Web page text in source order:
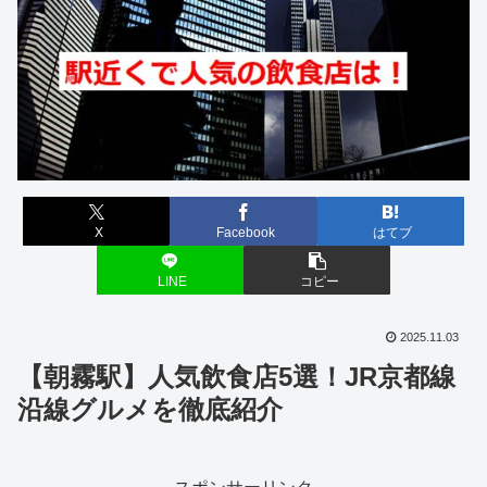
X Facebook はてブ
LINE コピー
2025.11.03
【朝霧駅】人気飲食店5選！JR京都線
沿線グルメを徹底紹介